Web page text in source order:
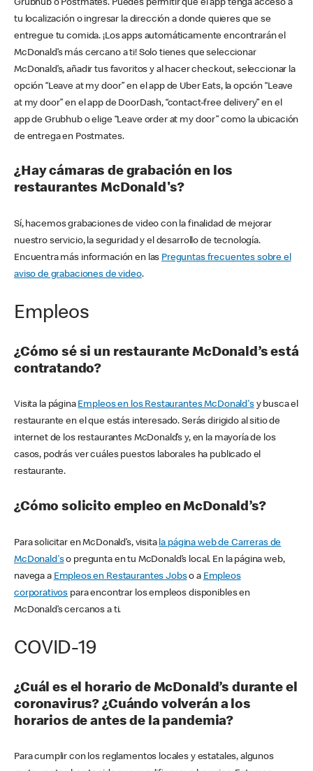
Grubhub o Postmates. Puedes permitir que el app tenga acceso a
tu localización o ingresar la dirección a donde quieres que se
entregue tu comida. ¡Los apps automáticamente encontrarán el
McDonald’s más cercano a ti! Solo tienes que seleccionar
McDonald’s, añadir tus favoritos y al hacer checkout, seleccionar la
opción “Leave at my door” en el app de Uber Eats, la opción “Leave
at my door” en el app de DoorDash, “contact-free delivery” en el
app de Grubhub o elige “Leave order at my door” como la ubicación
de entrega en Postmates.
¿Hay cámaras de grabación en los
restaurantes McDonald's?
Sí, hacemos grabaciones de video con la finalidad de mejorar
nuestro servicio, la seguridad y el desarrollo de tecnología.
Encuentra más información en las Preguntas frecuentes sobre el
aviso de grabaciones de video.
Empleos
¿Cómo sé si un restaurante McDonald’s está
contratando?
Visita la página Empleos en los Restaurantes McDonald'sy busca el
restaurante en el que estás interesado. Serás dirigido al sitio de
internet de los restaurantes McDonald’s y, en la mayoría de los
casos, podrás ver cuáles puestos laborales ha publicado el
restaurante.
¿Cómo solicito empleo en McDonald’s?
Para solicitar en McDonald’s, visita la página web de Carreras de
McDonald'so pregunta en tu McDonald’s local. En la página web,
navega a Empleos en Restaurantes Jobso a Empleos
corporativos para encontrar los empleos disponibles en
McDonald’s cercanos a ti.
COVID-19
¿Cuál es el horario de McDonald’s durante el
coronavirus? ¿Cuándo volverán a los
horarios de antes de la pandemia?
Para cumplir con los reglamentos locales y estatales, algunos